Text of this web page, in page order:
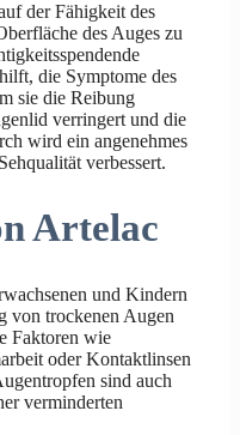
der Fähigkeit des
des Auges zu
die Symptome des
sie die Reibung
verringert und die
wird ein angenehmes
verbessert.
Artelac
und Kindern
von trockenen Augen
Faktoren wie
oder Kontaktlinsen
sind auch
verminderten